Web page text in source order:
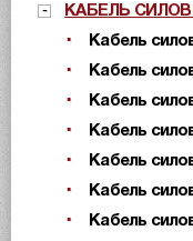
КАБЕЛЬ
Кабель
Кабель
Кабель
Кабель
Кабель
Кабель
Кабель